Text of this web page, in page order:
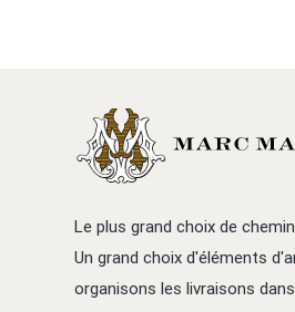
Le plus grand choix de
Un grand choix d'éléments
organisons les livraisons